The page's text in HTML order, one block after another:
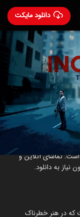
دانلود مایکت
شده است. تماشای آنلاین و
که در هنر خطرناک